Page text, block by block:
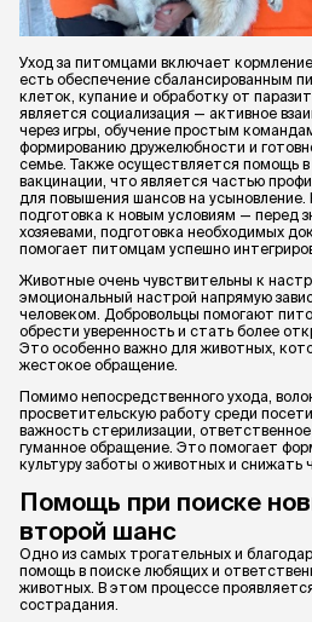
Уход за питомцами включает
есть обеспечение сбалансированным
клеток, купание и обработку от
является социализация — активное
через игры, обучение простым
формированию дружелюбности и
семье. Также осуществляется помощь
вакцинации, что является частью
для повышения шансов на усыновление.
подготовка к новым условиям — перед
хозяевами, подготовка необходимых
помогает питомцам успешно
Животные очень чувствительны к
эмоциональный настрой напрямую
человеком. Добровольцы помогают
обрести уверенность и стать более
Это особенно важно для животных,
жестокое обращение.
Помимо непосредственного ухода,
просветительскую работу среди
важность стерилизации,
гуманное обращение. Это помогает
культуру заботы о животных и снижать
Помощь при поиске
второй шанс
Одно из самых трогательных и
помощь в поиске любящих и
животных. В этом процессе
сострадания.